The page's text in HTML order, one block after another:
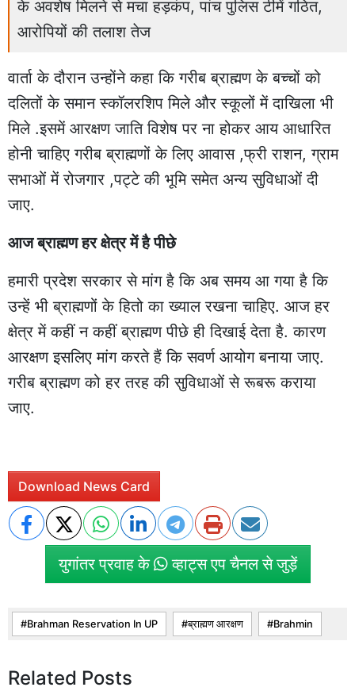
के अवशेष मिलने से मचा हड़कंप, पांच पुलिस टीमें गठित,
आरोपियों की तलाश तेज
वार्ता के दौरान उन्होंने कहा कि गरीब ब्राह्मण के बच्चों को
दलितों के समान स्कॉलरशिप मिले और स्कूलों में दाखिला भी
मिले .इसमें आरक्षण जाति विशेष पर ना होकर आय आधारित
होनी चाहिए गरीब ब्राह्मणों के लिए आवास ,फ्री राशन, ग्राम
सभाओं में रोजगार ,पट्टे की भूमि समेत अन्य सुविधाओं दी
जाए.
आज ब्राह्मण हर क्षेत्र में है पीछे
हमारी प्रदेश सरकार से मांग है कि अब समय आ गया है कि
उन्हें भी ब्राह्मणों के हितो का ख्याल रखना चाहिए. आज हर
क्षेत्र में कहीं न कहीं ब्राह्मण पीछे ही दिखाई देता है. कारण
आरक्षण इसलिए मांग करते हैं कि सवर्ण आयोग बनाया जाए.
गरीब ब्राह्मण को हर तरह की सुविधाओं से रूबरू कराया
जाए.
Download News Card
युगांतर प्रवाह के व्हाट्स एप चैनल से जुड़ें
Brahman Reservation In UP ब्राह्मण आरक्षण Brahmin
Related Posts